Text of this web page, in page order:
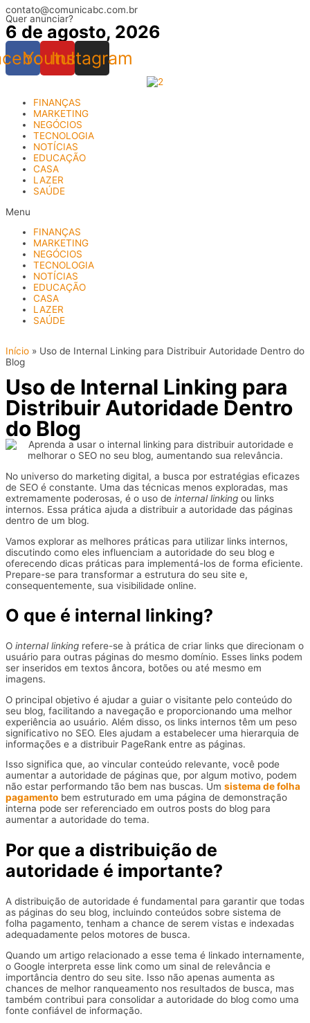
Ir
para
o
conteúdo
contato@comunicabc.com.br
Quer anunciar?
6 de agosto, 2026
Youtube
Instagram
FINANÇAS
MARKETING
NEGÓCIOS
TECNOLOGIA
NOTÍCIAS
EDUCAÇÃO
CASA
LAZER
SAÚDE
Menu
FINANÇAS
MARKETING
NEGÓCIOS
TECNOLOGIA
NOTÍCIAS
EDUCAÇÃO
CASA
LAZER
SAÚDE
Início » Uso de Internal Linking para Distribuir Autoridade Dentro do
Blog
Uso de Internal Linking para
Distribuir Autoridade Dentro
do Blog
No universo do marketing digital, a busca por estratégias eficazes
de SEO é constante. Uma das técnicas menos exploradas, mas
extremamente poderosas, é o uso de internal linking ou links
internos. Essa prática ajuda a distribuir a autoridade das páginas
dentro de um blog.
Vamos explorar as melhores práticas para utilizar links internos,
discutindo como eles influenciam a autoridade do seu blog e
oferecendo dicas práticas para implementá-los de forma eficiente.
Prepare-se para transformar a estrutura do seu site e,
consequentemente, sua visibilidade online.
O que é internal linking?
O internal linking refere-se à prática de criar links que direcionam o
usuário para outras páginas do mesmo domínio. Esses links podem
ser inseridos em textos âncora, botões ou até mesmo em
imagens.
O principal objetivo é ajudar a guiar o visitante pelo conteúdo do
seu blog, facilitando a navegação e proporcionando uma melhor
experiência ao usuário. Além disso, os links internos têm um peso
significativo no SEO. Eles ajudam a estabelecer uma hierarquia de
informações e a distribuir PageRank entre as páginas.
Isso significa que, ao vincular conteúdo relevante, você pode
aumentar a autoridade de páginas que, por algum motivo, podem
não estar performando tão bem nas buscas. Um sistema de folha
pagamento bem estruturado em uma página de demonstração
interna pode ser referenciado em outros posts do blog para
aumentar a autoridade do tema.
Por que a distribuição de
autoridade é importante?
A distribuição de autoridade é fundamental para garantir que todas
as páginas do seu blog, incluindo conteúdos sobre sistema de
folha pagamento, tenham a chance de serem vistas e indexadas
adequadamente pelos motores de busca.
Quando um artigo relacionado a esse tema é linkado internamente,
o Google interpreta esse link como um sinal de relevância e
importância dentro do seu site. Isso não apenas aumenta as
chances de melhor ranqueamento nos resultados de busca, mas
também contribui para consolidar a autoridade do blog como uma
fonte confiável de informação.